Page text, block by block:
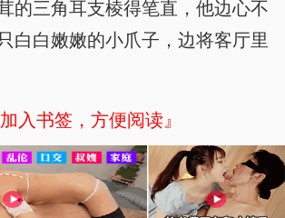
的三角耳支棱得笔直，他边心不
白白嫩嫩的小爪子，边将客厅里
加入书签，方便阅读』